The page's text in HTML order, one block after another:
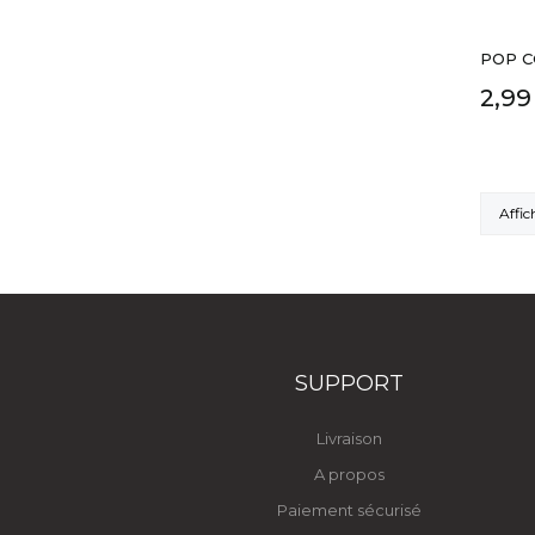
POP
SUPPORT
Livraison
A propos
Paiement sécurisé